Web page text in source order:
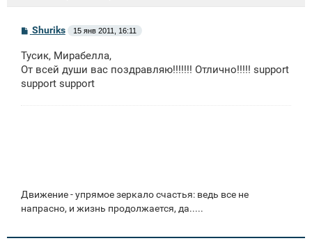
С
б
щ
н
Shuriks 15 янв 2011, 16:11
Тусик, Мирабелла,
От всей души вас поздравляю!!!!!!! Отлично!!!!! support
support support
Движение - упрямое зеркало счастья: ведь все не
напрасно, и жизнь продолжается, да.....